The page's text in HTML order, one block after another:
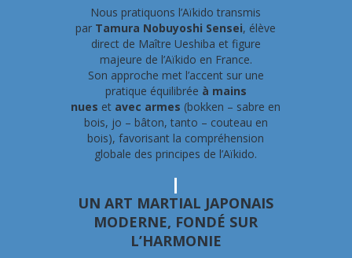
Nous pratiquons l’Aïkido transmis
par Tamura Nobuyoshi Sensei, élève
direct de Maître Ueshiba et figure
majeure de l’Aïkido en France.
Son approche met l’accent sur une
pratique équilibrée à mains
nues et avec armes (bokken – sabre en
bois, jo – bâton, tanto – couteau en
bois), favorisant la compréhension
globale des principes de l’Aïkido.
UN ART MARTIAL JAPONAIS
MODERNE, FONDÉ SUR
L’HARMONIE